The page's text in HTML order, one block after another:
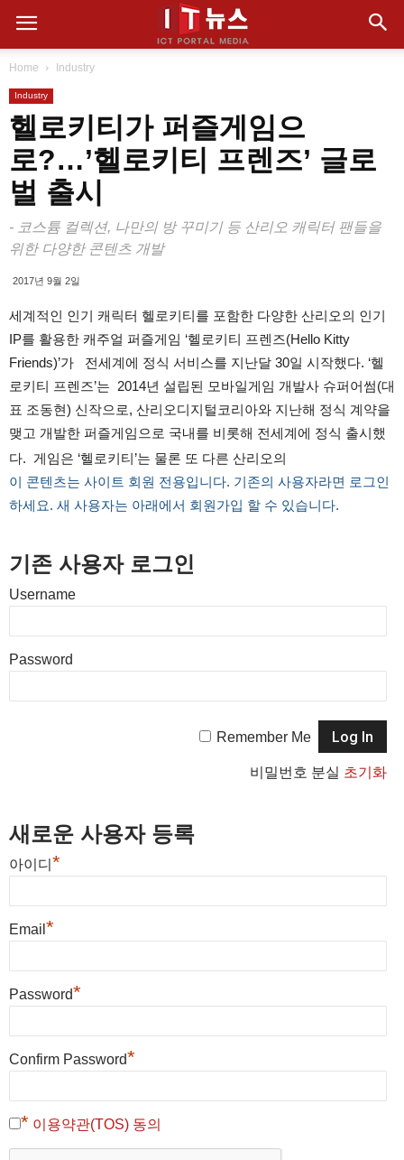
Home Industry
Industry
헬로키티가 퍼즐게임으
로?…’헬로키티 프렌즈’ 글로
벌 출시
- 코스튬 컬렉션, 나만의 방 꾸미기 등 산리오 캐릭터 팬들을
위한 다양한 콘텐츠 개발
2017년 9월 2일
세계적인 인기 캐릭터 헬로키티를 포함한 다양한 산리오의 인기
IP를 활용한 캐주얼 퍼즐게임 ‘헬로키티 프렌즈(Hello Kitty
Friends)’가 전세계에 정식 서비스를 지난달 30일 시작했다. ‘헬
로키티 프렌즈’는 2014년 설립된 모바일게임 개발사 슈퍼어썸(대
표 조동현) 신작으로, 산리오디지털코리아와 지난해 정식 계약을
맺고 개발한 퍼즐게임으로 국내를 비롯해 전세계에 정식 출시했
다. 게임은 ‘헬로키티’는 물론 또 다른 산리오의
이 콘텐츠는 사이트 회원 전용입니다. 기존의 사용자라면 로그인
하세요. 새 사용자는 아래에서 회원가입 할 수 있습니다.
기존 사용자 로그인
Username
Password
Remember Me
비밀번호 분실 초기화
새로운 사용자 등록
아이디 *
Email *
Password*
Confirm Password*
* 이용약관(TOS) 동의